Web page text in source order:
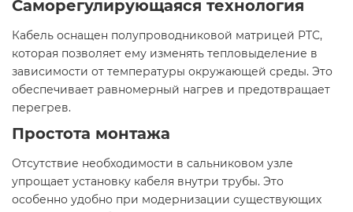
Саморегулирующаяся технология
Кабель оснащен полупроводниковой матрицей PTC,
которая позволяет ему изменять тепловыделение в
зависимости от температуры окружающей среды. Это
обеспечивает равномерный нагрев и предотвращает
перегрев.​
Простота монтажа
Отсутствие необходимости в сальниковом узле
упрощает установку кабеля внутри трубы. Это
особенно удобно при модернизации существующих